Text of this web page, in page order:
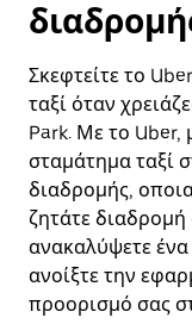
Σκεφτείτε το
ταξί όταν
Park. Με το Uber,
σταμάτημα ταξί
διαδρομής,
ζητάτε διαδρομή
ανακαλύψετε
ανοίξτε την
προορισμό σας